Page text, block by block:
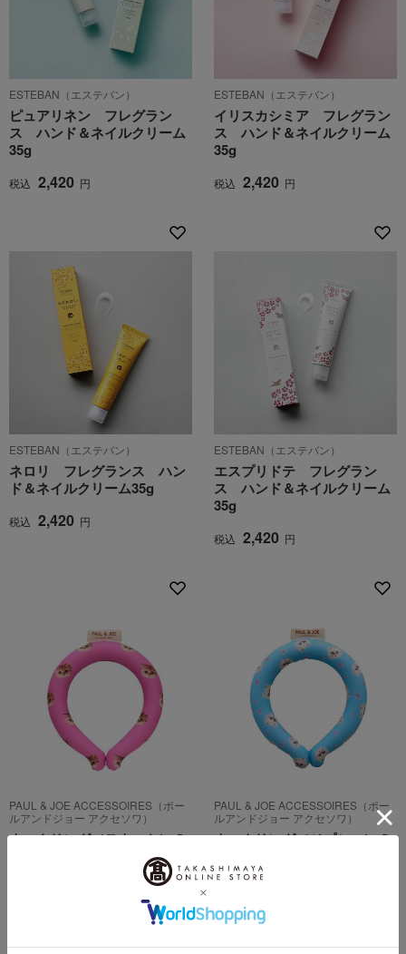
ESTEBAN（エステバン）
ピュアリネン フレグラン
ス ハンド＆ネイルクリーム
35g
税込 2,420 円
ESTEBAN（エステバン）
イリスカシミア フレグラン
ス ハンド＆ネイルクリーム
35g
税込 2,420 円
ESTEBAN（エステバン）
ネロリ フレグランス ハン
ド＆ネイルクリーム35g
税込 2,420 円
ESTEBAN（エステバン）
エスプリドテ フレグラン
ス ハンド＆ネイルクリーム
35g
税込 2,420 円
PAUL & JOE ACCESSOIRES（ポー
ルアンドジョー アクセソワ）
ネックリング（ヌネット） S
PAUL & JOE ACCESSOIRES（ポー
ルアンドジョー アクセソワ）
ネックリング（ジプシー） S